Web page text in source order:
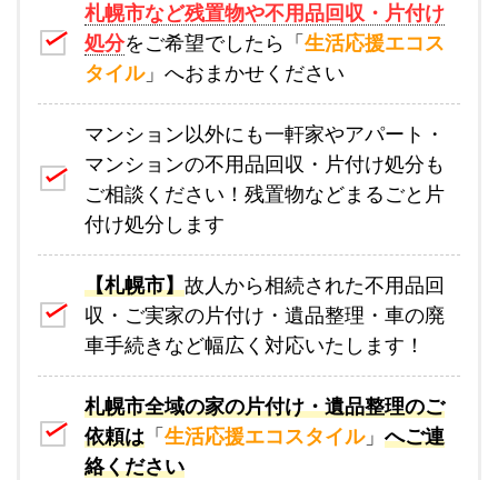
札幌市など残置物や不用品回収・片付け
処分をご希望でしたら「 生活応援エコス
タイル」へおまかせください
マンション以外にも一軒家やアパート・
マンションの不用品回収・片付け処分も
ご相談ください！残置物などまるごと片
付け処分します
【札幌市】故人から相続された不用品回
収・ご実家の片付け・遺品整理・車の廃
車手続きなど幅広く対応いたします！
札幌市全域の家の片付け・遺品整理のご
依頼は 「 生活応援エコスタイル」 へご連
絡ください